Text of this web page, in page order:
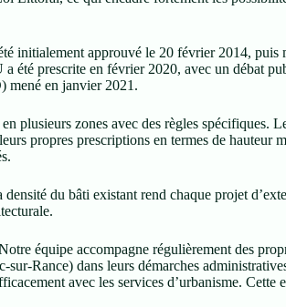
initialement approuvé le 20 février 2014, puis
été prescrite en février 2020, avec un débat
mené en janvier 2021.
plusieurs zones avec des règles spécifiques.
propres prescriptions en termes de hauteur
du bâti existant rend chaque projet
équipe accompagne régulièrement des
Rance) dans leurs démarches
avec les services d’urbanisme. Cette